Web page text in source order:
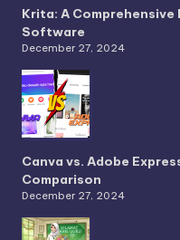
Krita: A
Software
December 27, 2024
Canva vs. Adobe
Comparison
December 27, 2024